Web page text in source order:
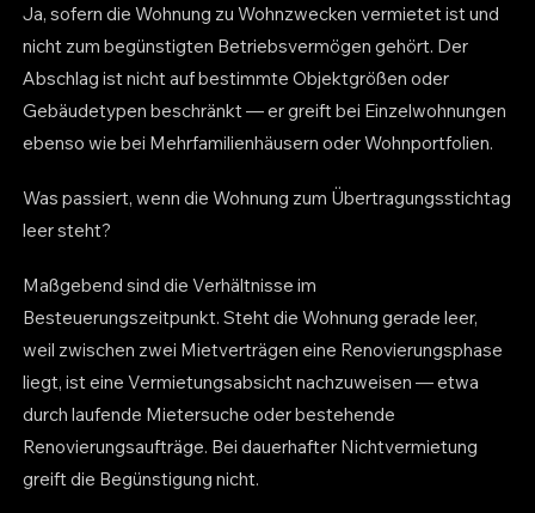
Ja, sofern die Wohnung zu Wohnzwecken vermietet ist und
nicht zum begünstigten Betriebsvermögen gehört. Der
Abschlag ist nicht auf bestimmte Objektgrößen oder
Gebäudetypen beschränkt — er greift bei Einzelwohnungen
ebenso wie bei Mehrfamilienhäusern oder Wohnportfolien.
Was passiert, wenn die Wohnung zum Übertragungsstichtag
leer steht?
Maßgebend sind die Verhältnisse im
Besteuerungszeitpunkt. Steht die Wohnung gerade leer,
weil zwischen zwei Mietverträgen eine Renovierungsphase
liegt, ist eine Vermietungsabsicht nachzuweisen — etwa
durch laufende Mietersuche oder bestehende
Renovierungsaufträge. Bei dauerhafter Nichtvermietung
greift die Begünstigung nicht.